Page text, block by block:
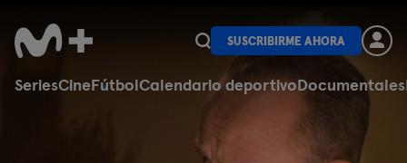
SeriesCineFútbolCalendario deportivoDocumentales
SUSCRIBIRME AHORA